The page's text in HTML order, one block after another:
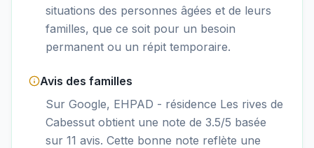
situations des personnes âgées et de leurs
familles, que ce soit pour un besoin
permanent ou un répit temporaire.
Avis des familles
Sur Google, EHPAD - résidence Les rives de
Cabessut obtient une note de 3.5/5 basée
sur 11 avis. Cette bonne note reflète une